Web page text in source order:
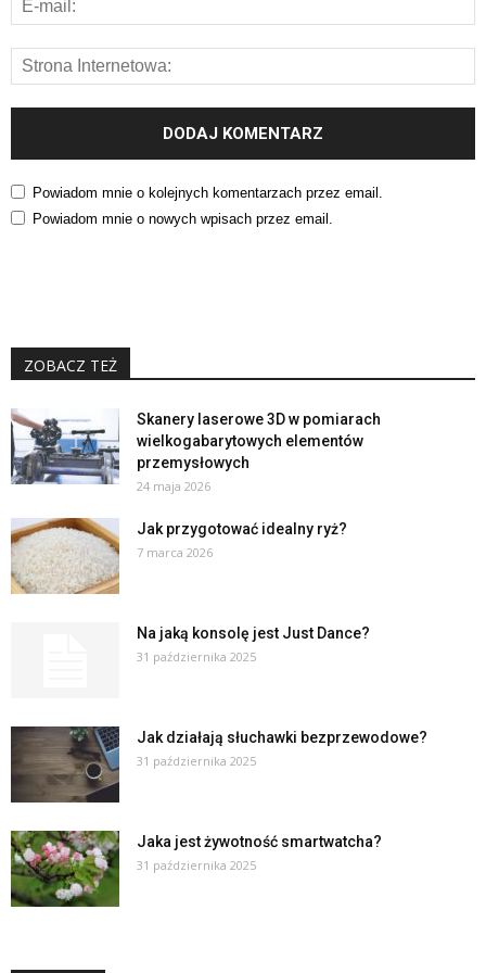
Powiadom mnie o kolejnych komentarzach przez email.
Powiadom mnie o nowych wpisach przez email.
ZOBACZ TEŻ
Skanery laserowe 3D w pomiarach
wielkogabarytowych elementów
przemysłowych
24 maja 2026
Jak przygotować idealny ryż?
7 marca 2026
Na jaką konsolę jest Just Dance?
31 października 2025
Jak działają słuchawki bezprzewodowe?
31 października 2025
Jaka jest żywotność smartwatcha?
31 października 2025